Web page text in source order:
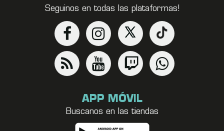
Seguinos en todas las plataformas!
APP MÓVIL
Buscanos en las tiendas